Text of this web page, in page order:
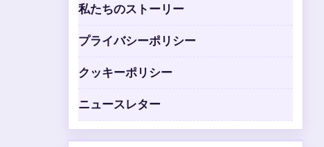
私たちのストーリー
プライバシーポリシー
クッキーポリシー
ニュースレター